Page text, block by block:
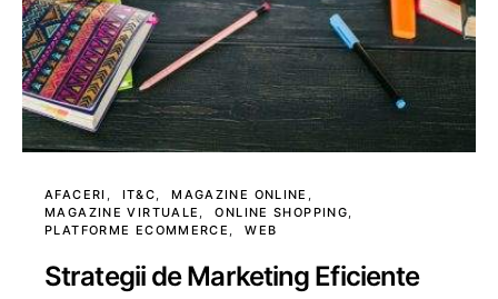
AFACERI IT&C
MAGAZINE ONLINE
MAGAZINE VIRTUALE
ONLINE SHOPPING
PLATFORME ECOMMERCE
WEB
Strategii de Marketing Eficiente